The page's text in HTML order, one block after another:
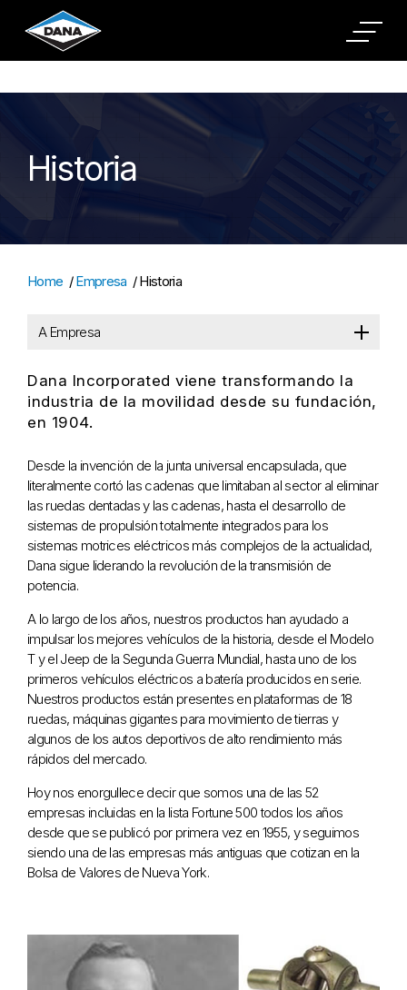
Cookies Settings
Historia
Home /Empresa /Historia
A Empresa
Dana Incorporated viene transformando la
industria de la movilidad desde su fundación,
en 1904.
Desde la invención de la junta universal encapsulada, que
literalmente cortó las cadenas que limitaban al sector al eliminar
las ruedas dentadas y las cadenas, hasta el desarrollo de
sistemas de propulsión totalmente integrados para los
sistemas motrices eléctricos más complejos de la actualidad,
Dana sigue liderando la revolución de la transmisión de
potencia.
A lo largo de los años, nuestros productos han ayudado a
impulsar los mejores vehículos de la historia, desde el Modelo
T y el Jeep de la Segunda Guerra Mundial, hasta uno de los
primeros vehículos eléctricos a batería producidos en serie.
Nuestros productos están presentes en plataformas de 18
ruedas, máquinas gigantes para movimiento de tierras y
algunos de los autos deportivos de alto rendimiento más
rápidos del mercado.
Hoy nos enorgullece decir que somos una de las 52
empresas incluidas en la lista Fortune 500 todos los años
desde que se publicó por primera vez en 1955, y seguimos
siendo una de las empresas más antiguas que cotizan en la
Bolsa de Valores de Nueva York.